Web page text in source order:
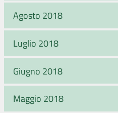
Agosto 2018
Luglio 2018
Giugno 2018
Maggio 2018